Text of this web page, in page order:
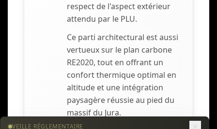
respect de l'aspect extérieur
attendu par le PLU.
Ce parti architectural est aussi
vertueux sur le plan carbone
RE2020, tout en offrant un
confort thermique optimal en
altitude et une intégration
paysagère réussie au pied du
massif du Jura.
VEILLE RÉGLEMENTAIRE